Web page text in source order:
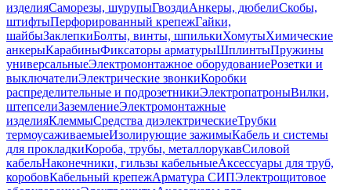
изделияСаморезы, шурупыГвоздиАнкеры, дюбелиСкобы,
штифтыПерфорированный крепежГайки,
шайбыЗаклепкиБолты, винты, шпилькиХомутыХимические
анкерыКарабиныФиксаторы арматурыШплинтыПружины
универсальныеЭлектромонтажное оборудованиеРозетки и
выключателиЭлектрические звонкиКоробки
распределительные и подрозетникиЭлектропатроныВилки,
штепселиЗаземлениеЭлектромонтажные
изделияКлеммыСредства диэлектрическиеТрубки
термоусаживаемыеИзолирующие зажимыКабель и системы
для прокладкиКороба, трубы, металлорукавСиловой
кабельНаконечники, гильзы кабельныеАксессуары для труб,
коробовКабельный крепежАрматура СИПЭлектрощитовое